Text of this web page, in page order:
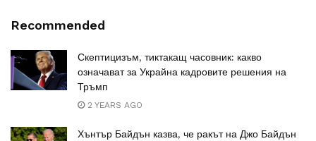
Recommended
Скептицизъм, тиктакащ часовник: какво
означават за Украйна кадровите решения на
Тръмп
2 YEARS AGO
Хънтър Байдън казва, че ракът на Джо Байдън